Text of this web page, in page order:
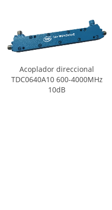
Acoplador direccional
TDC0640A10 600-4000MHz
10dB